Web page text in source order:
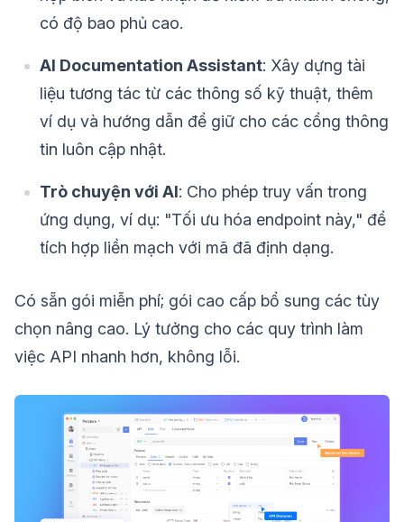
có độ bao phủ cao.
AI Documentation Assistant: Xây dựng tài
liệu tương tác từ các thông số kỹ thuật, thêm
ví dụ và hướng dẫn để giữ cho các cổng thông
tin luôn cập nhật.
Trò chuyện với AI: Cho phép truy vấn trong
ứng dụng, ví dụ: "Tối ưu hóa endpoint này," để
tích hợp liền mạch với mã đã định dạng.
Có sẵn gói miễn phí; gói cao cấp bổ sung các tùy
chọn nâng cao. Lý tưởng cho các quy trình làm
việc API nhanh hơn, không lỗi.